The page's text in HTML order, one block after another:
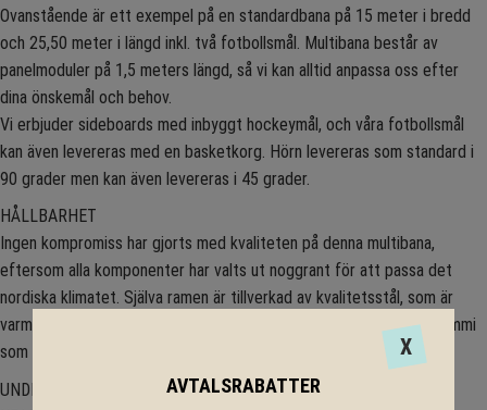
Ovanstående är ett exempel på en standardbana på 15 meter i bredd
och 25,50 meter i längd inkl. två fotbollsmål. Multibana består av
panelmoduler på 1,5 meters längd, så vi kan alltid anpassa oss efter
dina önskemål och behov.
Vi erbjuder sideboards med inbyggt hockeymål, och våra fotbollsmål
kan även levereras med en basketkorg. Hörn levereras som standard i
90 grader men kan även levereras i 45 grader.
HÅLLBARHET
Ingen kompromiss har gjorts med kvaliteten på denna multibana,
eftersom alla komponenter har valts ut noggrant för att passa det
nordiska klimatet. Själva ramen är tillverkad av kvalitetsstål, som är
varmförzinkat. Våra gummiplankor är 43 mm. tjocka och gjutna i gummi
som har lång livslängd.
UNDERLAGLAG
X
AVTALSRABATTER